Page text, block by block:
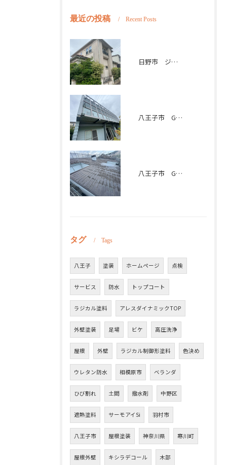
最近の投稿 Recent Posts
日野市 ジョリパット外壁ビフォーアフター
八王子市 G様邸
八王子市 G様邸
タグ Tags
八王子 塗装 ホームページ 点検
サービス 防水 トップコート
ラジカル塗料 アレスダイナミックTOP
外壁塗装 足場 ビケ 高圧洗浄
屋根 外壁 ラジカル制御形塗料 色決め
ウレタン防水 相模原市 ベランダ
ひび割れ 土間 撥水剤 中野区
遮熱塗料 サーモアイSi 羽村市
八王子市 屋根塗装 神奈川県 寒川町
屋根外壁 キシラデコール 木部